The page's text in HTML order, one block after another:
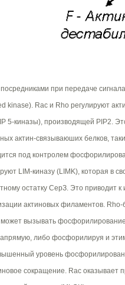
при передаче
kinase). Rac и Rho регулируют
5-киназы), производящей PIP2.
актин-связываюших белков,
под контролем
LIM-киназу (LIMK), которая в
остатку СерЗ. Это приводит
актиновых филаментов.
может вызывать
либо фосфорилируя и
уровень
сокращение. Rac оказывает